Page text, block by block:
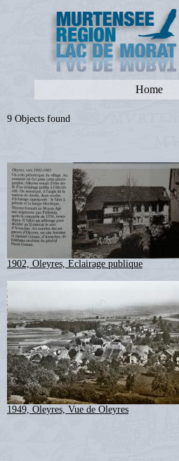
Home
9 Objects found
1902, Oleyres, Eclairage publique
1949, Oleyres, Vue de Oleyres